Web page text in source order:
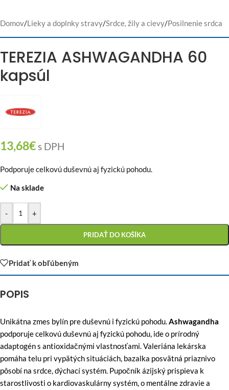
Domov/Lieky a doplnky stravy/Srdce, žily a cievy/Posilnenie srdca
TEREZIA ASHWAGANDHA 60
kapsúl
13,68€s DPH
Podporuje celkovú duševnú aj fyzickú pohodu.
Na sklade
- +
PRIDAŤ DO KOŠÍKA
Pridať k obľúbeným
POPIS
Unikátna zmes bylín pre duševnú i fyzickú pohodu.Ashwagandha
podporuje celkovú duševnú aj fyzickú pohodu, ide o prírodný
adaptogén s antioxidačnými vlastnosťami. Valeriána lekárska
pomáha telu pri vypätých situáciách, bazalka posvätná priaznivo
pôsobí na srdce, dýchací systém. Pupočník ázijský prispieva k
starostlivosti o kardiovaskulárny systém, o mentálne zdravie a